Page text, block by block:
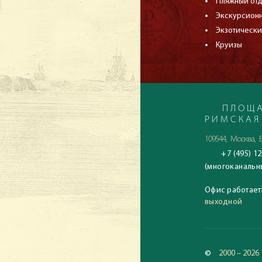
Круизы
РИМСКАЯ
109544, Москва,
+7 (495)
Офис работает:
выходной
© 2000 – 2026